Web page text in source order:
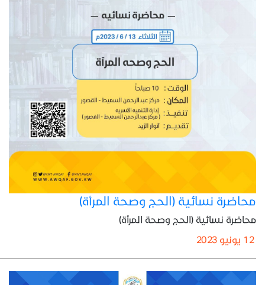
محاضرة نسائية (الحج وصحة المرأة)
محاضرة نسائية (الحج وصحة المرأة)
12 يونيو 2023